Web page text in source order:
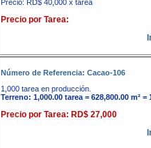
Precio: RD$ 40,000 x tarea
Precio por Tarea:
Número de Referencia: Cacao-106
1,000 tarea en producción.
Terreno: 1,000.00 tarea = 628,800.00 m² =
Precio por Tarea: RD$ 27,000